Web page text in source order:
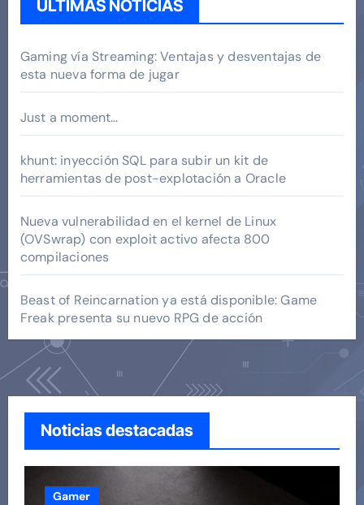
ÚLTIMAS NOTICIAS
Gaming vía Streaming: Ventajas y desventajas de
esta nueva forma de jugar
Just a moment…
khunt: inyección SQL para subir un kit de
herramientas de post-explotación a Oracle
Nueva vulnerabilidad en el kernel de Linux
(OVSwrap) con exploit activo afecta 800
compilaciones
Beast of Reincarnation ya está disponible: Game
Freak presenta su nuevo RPG de acción
Noticias destacadas
Gamer